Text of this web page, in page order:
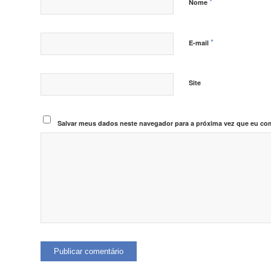
Nome
E-mail *
Site
Salvar meus dados neste navegador para a próxima vez que eu